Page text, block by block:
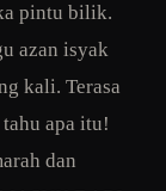
pintu bilik.
azan isyak
kali. Terasa
apa itu!
dan